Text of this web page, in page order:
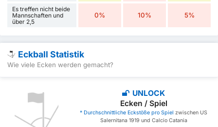
Es treffen nicht beide
Mannschaften und
über 2,5
0% 10% 5%
Eckball Statistik
Wie viele Ecken werden gemacht?
UNLOCK
Ecken / Spiel
* Durchschnittliche Eckstöße pro Spiel zwischen US
Salernitana 1919 und Calcio Catania